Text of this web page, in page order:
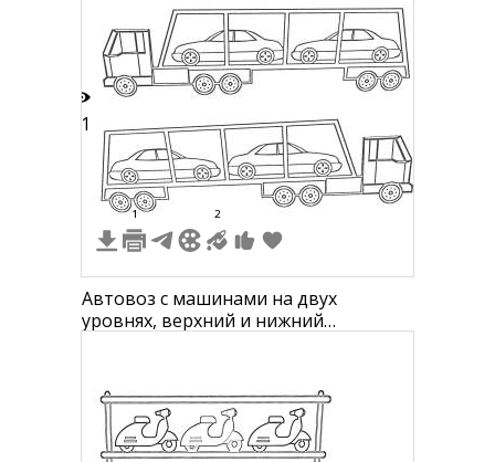
11
1 2
Автовоз с машинами на двух
уровнях, верхний и нижний